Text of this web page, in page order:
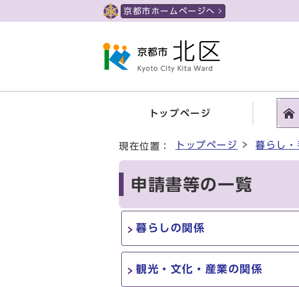
京都市ホームページへ
トップページ
現在位置： トップページ 暮らし・
申請書等の一覧
暮らしの関係
観光・文化・産業の関係